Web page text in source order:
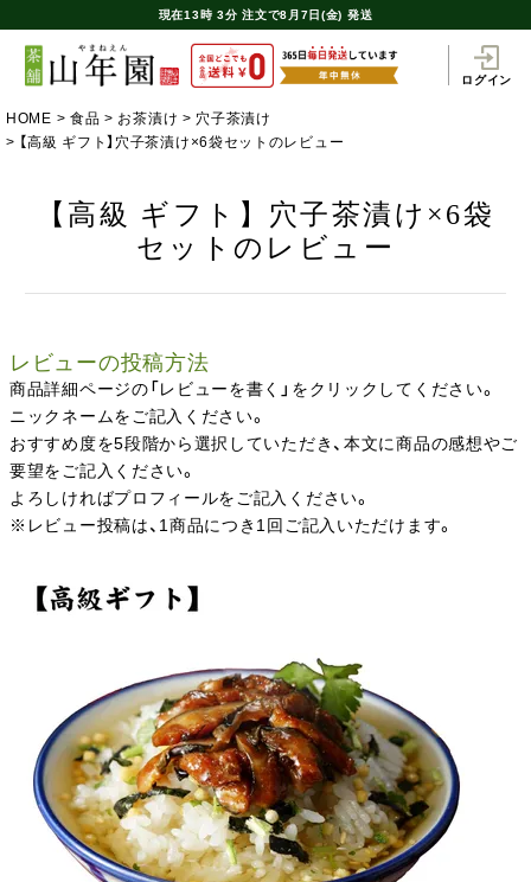
現在13時 3分 注文で8月7日(金) 発送
ログイン
HOME 食品 お茶漬け
穴子茶漬け
【高級 ギフト】穴子茶漬け×6袋セットのレビュー
【高級 ギフト】穴子茶漬け×6袋
セットのレビュー
レビューの投稿方法
商品詳細ページの「レビューを書く」をクリックしてください。
ニックネームをご記入ください。
おすすめ度を5段階から選択していただき、本文に商品の感想やご
要望をご記入ください。
よろしければプロフィールをご記入ください。
※レビュー投稿は、1商品につき1回ご記入いただけます。